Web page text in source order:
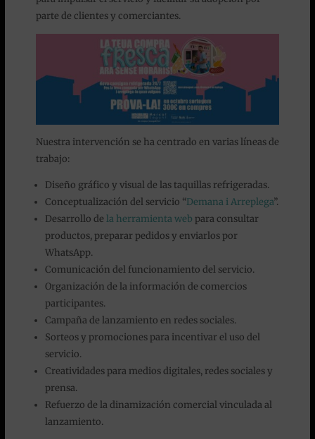
parte de clientes y comerciantes.
Nuestra intervención se ha centrado en varias líneas de
trabajo:
Diseño gráfico y visual de las taquillas refrigeradas.
Conceptualización del servicio “Demana i Arreplega”.
Desarrollo de la herramienta web para consultar
productos, preparar pedidos y enviarlos por
WhatsApp.
Comunicación del funcionamiento del servicio.
Organización de la información de comercios
participantes.
Campaña de lanzamiento en redes sociales.
Sorteos y promociones para incentivar el uso del
servicio.
Creatividades para medios digitales, redes sociales y
prensa.
Refuerzo de la dinamización comercial vinculada al
lanzamiento.